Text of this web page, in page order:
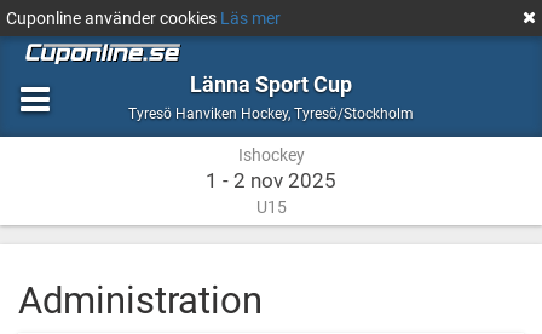
Cuponline använder cookies Läs mer
Länna Sport Cup
Tyresö Hanviken Hockey, Ishockey
Tyresö/StockholmTyresö/Stockholm
Ishockey
1 - 2 nov 2025
U15
Administration